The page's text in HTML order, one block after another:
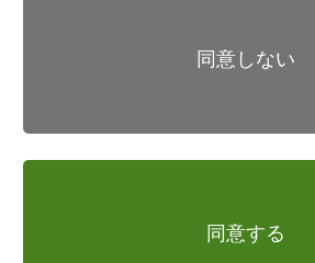
必要がある場合があります
いて、ライセンス認証がさ
し、同意するものとします
同意しない
同意する